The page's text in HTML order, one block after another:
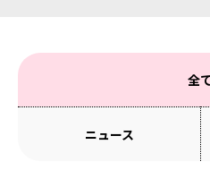
全
ニュース